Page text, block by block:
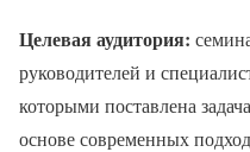
Целевая аудитория:
руководителей и
которыми поставлена
основе современных